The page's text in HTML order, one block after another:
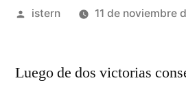
Publicado
istern 11 de noviembre
Luego de dos victorias